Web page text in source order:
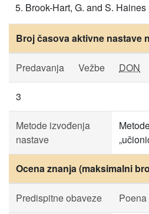
Brook-Hart, G. and S.
Broj časova aktivne nastave
Predavanja Vežbe DON
3
Metode izvođenja
nastave
Ocena znanja (maksimalni
Predispitne obaveze Poena